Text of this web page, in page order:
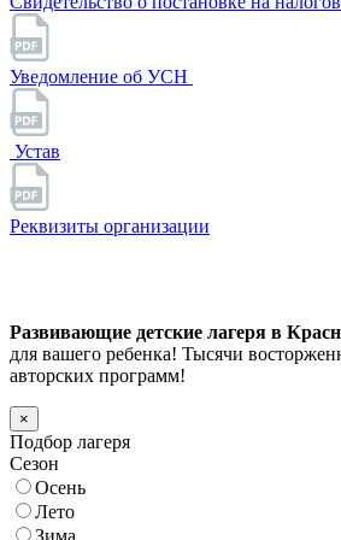
Уведомление об УСН
Устав
Реквизиты организации
Развивающие детские лагеря в
для вашего ребенка! Тысячи
авторских программ!
×
Подбор лагеря
Сезон
Осень
Лето